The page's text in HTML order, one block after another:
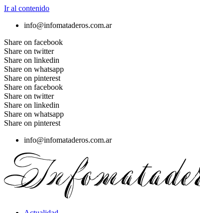
Ir al contenido
info@infomataderos.com.ar
Share on facebook
Share on twitter
Share on linkedin
Share on whatsapp
Share on pinterest
Share on facebook
Share on twitter
Share on linkedin
Share on whatsapp
Share on pinterest
info@infomataderos.com.ar